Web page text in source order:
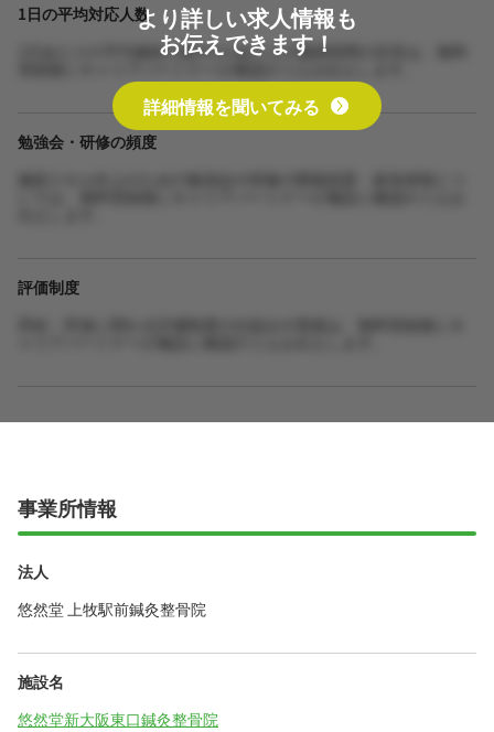
1日の平均対応人数
1日あたりの平均施術人数や1人あたりの施術時間の目安は、無料
勉強会・研修の頻度
評価制度
より詳しい求人情報も
お伝えできます！
詳細情報を聞いてみる
事業所情報
法人
悠然堂 上牧駅前鍼灸整骨院
施設名
悠然堂新大阪東口鍼灸整骨院